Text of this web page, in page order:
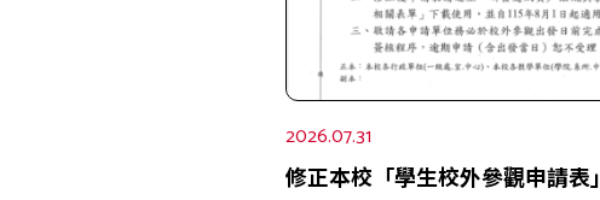
2026.07.31
修正本校「學生校外參觀申請表」